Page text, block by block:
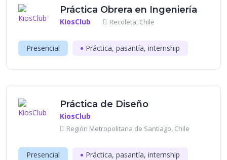
Práctica Obrera en Ingeniería
KiosClub Recoleta, Chile
Presencial Práctica, pasantía, internship
Práctica de Diseño
KiosClub
Región Metropolitana de Santiago, Chile
Presencial Práctica, pasantía, internship